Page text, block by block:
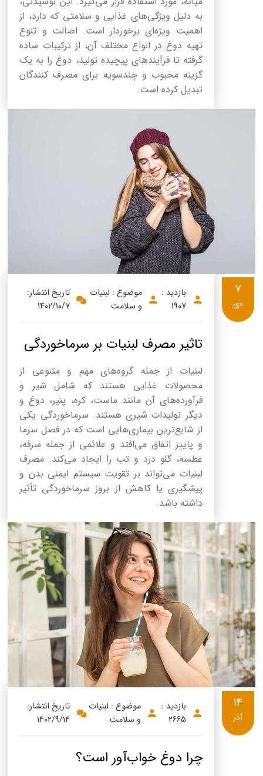
به دلیل ویژگی‌های غذایی و سلامتی که دارد، از
اهمیت ویژه‌ای برخوردار است. اصالت و تنوع
تهیه دوغ در انواع مختلف آن، از ترکیبات ساده
گرفته تا فرآیندهای پیچیده تولید، دوغ را به یک
گزینه محبوب و چندسویه برای مصرف کنندگان
تبدیل کرده است.
بازدید :
1907
موضوع : لبنیات
و سلامت
تاریخ انتشار:
1402/10/7
تاثیر مصرف لبنیات بر سرماخوردگی
لبنیات از جمله گروه‌های مهم و متنوعی از
محصولات غذایی هستند که شامل شیر و
فرآورده‌های آن مانند ماست، کره، پنیر، دوغ و
دیگر تولیدات شیری هستند. سرماخوردگی یکی
از شایع‌ترین بیماری‌هایی است که در فصل سرما
و پاییز اتفاق می‌افتد و علائمی از جمله سرفه،
عطسه، گلو درد و تب را ایجاد می‌کند. مصرف
لبنیات می‌تواند بر تقویت سیستم ایمنی بدن و
پیشگیری یا کاهش از بروز سرماخوردگی تأثیر
داشته باشد.
7
دی
بازدید :
2665
موضوع : لبنیات
و سلامت
تاریخ انتشار:
1402/9/14
چرا دوغ خواب‌آور است؟
14
آذر